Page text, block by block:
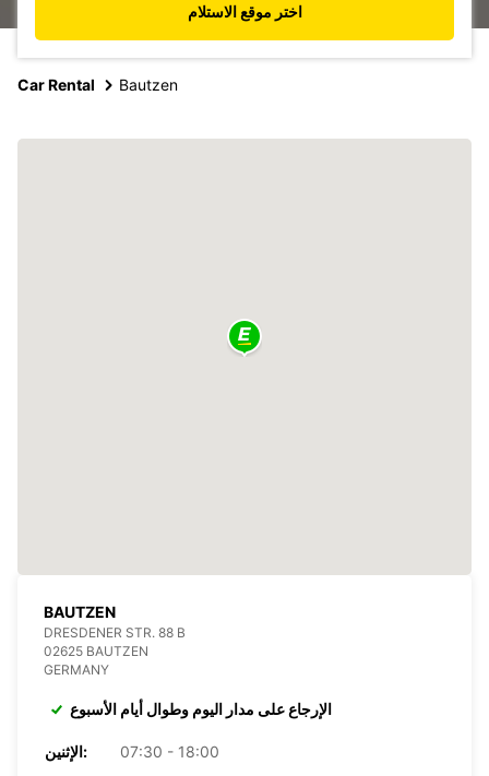
اختر موقع الاستلام
Car Rental Bautzen
BAUTZEN
DRESDENER STR. 88 B
02625 BAUTZEN
GERMANY
الإرجاع على مدار اليوم وطوال أيام الأسبوع
الإثنين:
07:30 - 18:00